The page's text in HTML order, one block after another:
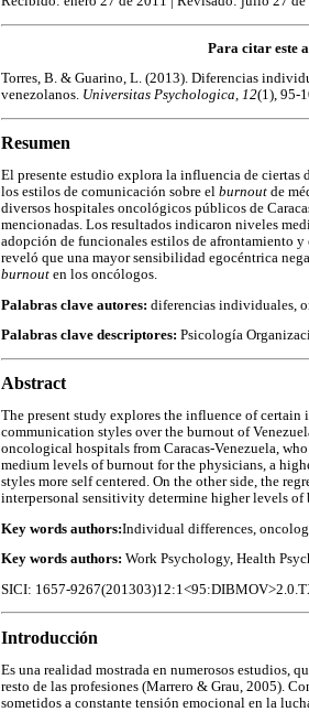
Para citar este
Torres, B. & Guarino, L. (2013). Diferencias
venezolanos. Universitas Psychologica, 12(1), 95-
Resumen
El presente estudio explora la influencia de
los estilos de comunicación sobre el burnout de
diversos hospitales oncológicos públicos de
mencionadas. Los resultados indicaron niveles
adopción de funcionales estilos de afrontamiento y
reveló que una mayor sensibilidad egocéntrica
burnout en los oncólogos.
Palabras clave autores: diferencias individuales,
Palabras clave descriptores: Psicología
Abstract
The present study explores the influence of
communication styles over the burnout of
oncological hospitals from Caracas-Venezuela,
medium levels of burnout for the physicians, a
styles more self centered. On the other side, the
interpersonal sensitivity determine higher levels
Key words authors:Individual differences,
Key words authors: Work Psychology, Health
SICI: 1657-
Introducción
Es una realidad mostrada en numerosos estudios,
resto de las profesiones (Marrero & Grau, 2005).
sometidos a constante tensión emocional en la